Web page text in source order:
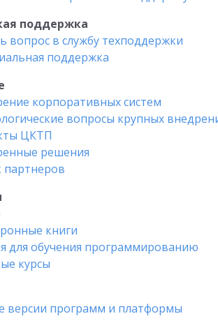
поддержка
вопрос в службу техподдержки
поддержка
корпоративных систем
вопросы крупных
ЦКТП
решения
партнеров
книги
для обучения программированию
курсы
версии программ и платформы